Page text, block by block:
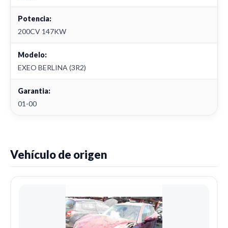
Potencia:
200CV 147KW
Modelo:
EXEO BERLINA (3R2)
Garantia:
01-00
Vehículo de origen